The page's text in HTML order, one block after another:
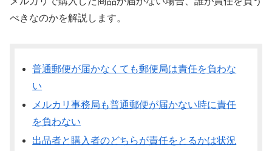
べきなのかを解説します。
普通郵便が届かなくても郵便局は責任を負わな
い
メルカリ事務局も普通郵便が届かない時に責任
を負わない
出品者と購入者のどちらが責任をとるかは状況